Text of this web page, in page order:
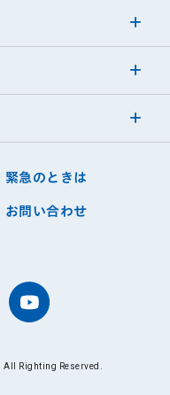
緊急のときは
お問い合わせ
Righting Reserved.